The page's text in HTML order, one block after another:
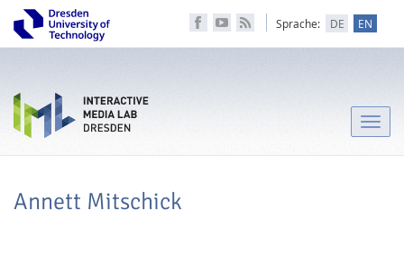
Sprache: DE EN
Toggle
Annett Mitschick